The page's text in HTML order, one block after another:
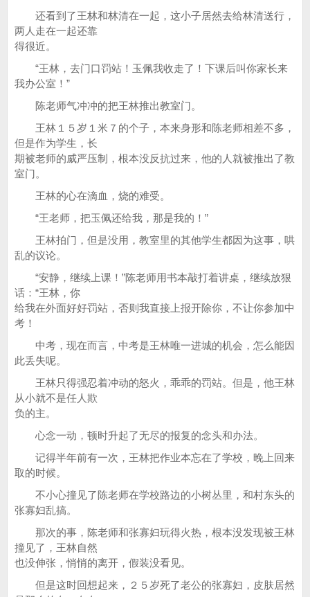
还看到了王林和林清在一起，这小子居然去给林清送行，
两人走在一起还靠
得很近。
“王林，去门口罚站！玉佩我收走了！下课后叫你家长来
我办公室！”
陈老师气冲冲的把王林推出教室门。
王林１５岁１米７的个子，本来身形和陈老师相差不多，
但是作为学生，长
期被老师的威严压制，根本没反抗过来，他的人就被推出了教
室门。
王林的心在滴血，烧的难受。
“王老师，把玉佩还给我，那是我的！”
王林拍门，但是没用，教室里的其他学生都因为这事，哄
乱的议论。
“安静，继续上课！”陈老师用书本敲打着讲桌，继续放狠
话：“王林，你
给我在外面好好罚站，否则我直接上报开除你，不让你参加中
考！
中考，现在而言，中考是王林唯一进城的机会，怎么能因
此丢失呢。
王林只得强忍着冲动的怒火，乖乖的罚站。但是，他王林
从小就不是任人欺
负的主。
心念一动，顿时升起了无尽的报复的念头和办法。
记得半年前有一次，王林把作业本忘在了学校，晚上回来
取的时候。
不小心撞见了陈老师在学校路边的小树丛里，和村东头的
张寡妇乱搞。
那次的事，陈老师和张寡妇玩得火热，根本没发现被王林
撞见了，王林自然
也没伸张，悄悄的离开，假装没看见。
但是这时回想起来，２５岁死了老公的张寡妇，皮肤居然